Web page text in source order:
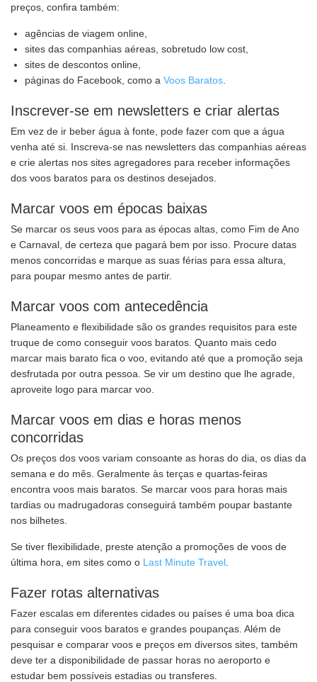
preços, confira também:
agências de viagem online,
sites das companhias aéreas, sobretudo low cost,
sites de descontos online,
páginas do Facebook, como a Voos Baratos
Inscrever-se em newsletters e criar alertas
Em vez de ir beber água à fonte, pode fazer com que a água
venha até si. Inscreva-se nas newsletters das companhias aéreas
e crie alertas nos sites agregadores para receber informações
dos voos baratos para os destinos desejados.
Marcar voos em épocas baixas
Se marcar os seus voos para as épocas altas, como Fim de Ano
e Carnaval, de certeza que pagará bem por isso. Procure datas
menos concorridas e marque as suas férias para essa altura,
para poupar mesmo antes de partir.
Marcar voos com antecedência
Planeamento e flexibilidade são os grandes requisitos para este
truque de como conseguir voos baratos. Quanto mais cedo
marcar mais barato fica o voo, evitando até que a promoção seja
desfrutada por outra pessoa. Se vir um destino que lhe agrade,
aproveite logo para marcar voo.
Marcar voos em dias e horas menos
concorridas
Os preços dos voos variam consoante as horas do dia, os dias da
semana e do mês. Geralmente às terças e quartas-feiras
encontra voos mais baratos. Se marcar voos para horas mais
tardias ou madrugadoras conseguirá também poupar bastante
nos bilhetes.
Se tiver flexibilidade, preste atenção a promoções de voos de
última hora, em sites como o Last Minute Travel
Fazer rotas alternativas
Fazer escalas em diferentes cidades ou países é uma boa dica
para conseguir voos baratos e grandes poupanças. Além de
pesquisar e comparar voos e preços em diversos sites, também
deve ter a disponibilidade de passar horas no aeroporto e
estudar bem possíveis estadias ou transferes.